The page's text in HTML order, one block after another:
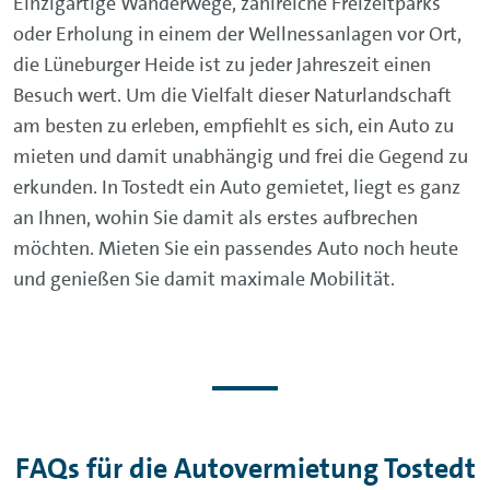
oder Erholung in einem der Wellnessanlagen vor Ort,
die Lüneburger Heide ist zu jeder Jahreszeit einen
Besuch wert. Um die Vielfalt dieser Naturlandschaft
am besten zu erleben, empfiehlt es sich, ein Auto zu
mieten und damit unabhängig und frei die Gegend zu
erkunden. In Tostedt ein Auto gemietet, liegt es ganz
an Ihnen, wohin Sie damit als erstes aufbrechen
möchten. Mieten Sie ein passendes Auto noch heute
und genießen Sie damit maximale Mobilität.
FAQs für die Autovermietung Tostedt